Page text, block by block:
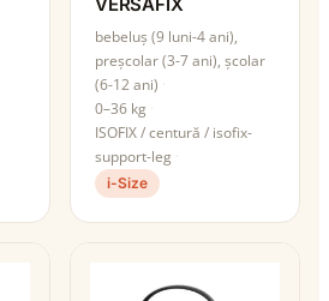
bebeluș (9 luni-4 ani),
preșcolar (3-7 ani), școlar
(6-12 ani)
0–36 kg
ISOFIX / centură / isofix-
support-leg
i-Size